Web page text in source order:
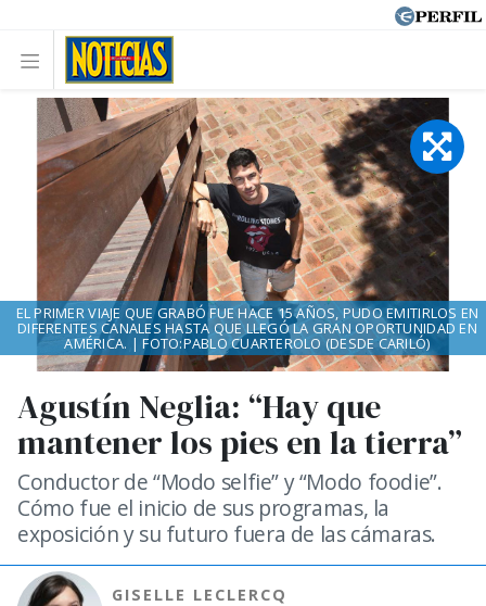
Agustín Neglia: “Hay que
mantener los pies en la tierra”
Conductor de “Modo selfie” y “Modo foodie”.
Cómo fue el inicio de sus programas, la
exposición y su futuro fuera de las cámaras.
GISELLE LECLERCQ
EL PRIMER VIAJE QUE GRABÓ FUE HACE 15 AÑOS, PUDO EMITIRLOS EN
DIFERENTES CANALES HASTA QUE LLEGÓ LA GRAN OPORTUNIDAD EN
AMÉRICA. | FOTO:PABLO CUARTEROLO (DESDE CARILÓ)